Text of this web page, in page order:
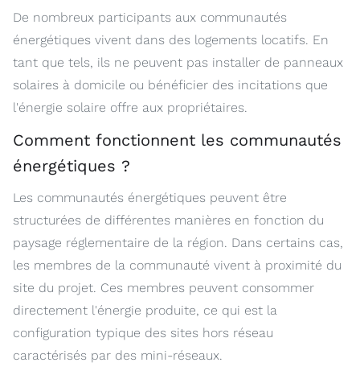
De nombreux participants aux communautés
énergétiques vivent dans des logements locatifs. En
tant que tels, ils ne peuvent pas installer de panneaux
solaires à domicile ou bénéficier des incitations que
l'énergie solaire offre aux propriétaires.
Comment fonctionnent les communautés
énergétiques ?
Les communautés énergétiques peuvent être
structurées de différentes manières en fonction du
paysage réglementaire de la région. Dans certains cas,
les membres de la communauté vivent à proximité du
site du projet. Ces membres peuvent consommer
directement l'énergie produite, ce qui est la
configuration typique des sites hors réseau
caractérisés par des mini-réseaux.